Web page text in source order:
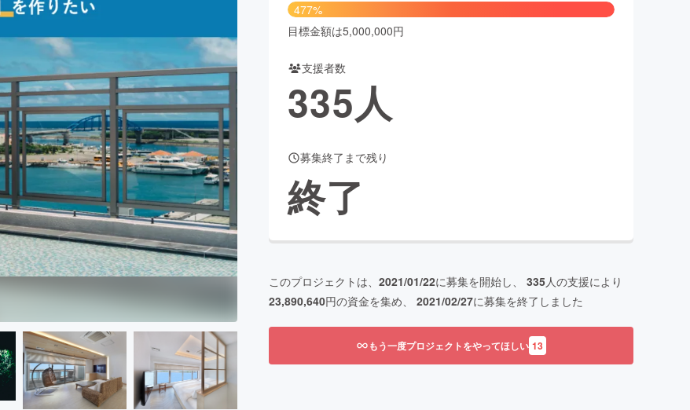
チャレンジ ビューティー・ヘルスケア
CAMPFIRE for Social GoodCAMPFIRE Creation
CAMPFIREふるさと納税 machi-yaコミュニティ
477%
目標金額は5,000,000円
支援者数
335人
募集終了まで残り
終了
このプロジェクトは、 2021/01/22に募集を開始し、 335人の支援により
23,890,640円の資金を集め、 2021/02/27に募集を終了しました
もう一度プロジェクトをやってほしい 13